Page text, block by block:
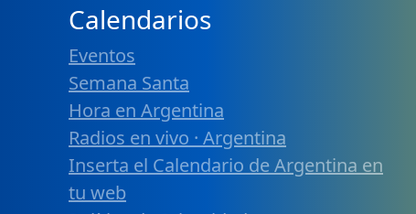
Calendarios
Eventos
Semana Santa
Hora en Argentina
Radios en vivo · Argentina
Inserta el Calendario de Argentina en
tu web